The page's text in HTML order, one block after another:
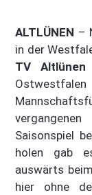
ALTLÜNEN –
in der
TV Altlünen
Saisonspiel
holen gab
auswärts beim
hier ohne